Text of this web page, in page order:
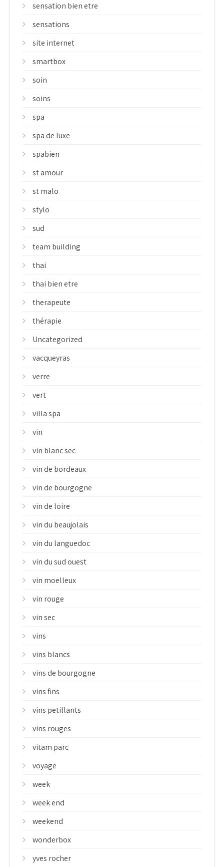
sensation bien etre
sensations
site internet
smartbox
soin
soins
spa
spa de luxe
spabien
st amour
st malo
stylo
sud
team building
thai
thai bien etre
therapeute
thérapie
Uncategorized
vacqueyras
verre
vert
villa spa
vin
vin blanc sec
vin de bordeaux
vin de bourgogne
vin de loire
vin du beaujolais
vin du languedoc
vin du sud ouest
vin moelleux
vin rouge
vin sec
vins
vins blancs
vins de bourgogne
vins fins
vins petillants
vins rouges
vitam parc
voyage
week
week end
weekend
wonderbox
yves rocher